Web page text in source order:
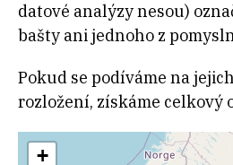
datové analýzy nesou)
bašty ani jednoho z
Pokud se podíváme na
rozložení, získáme celkový